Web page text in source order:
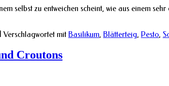
selbst zu entweichen scheint, wie aus einem
Verschlagwortet mit Basilikum, Blätterteig, Pesto,
Croutons